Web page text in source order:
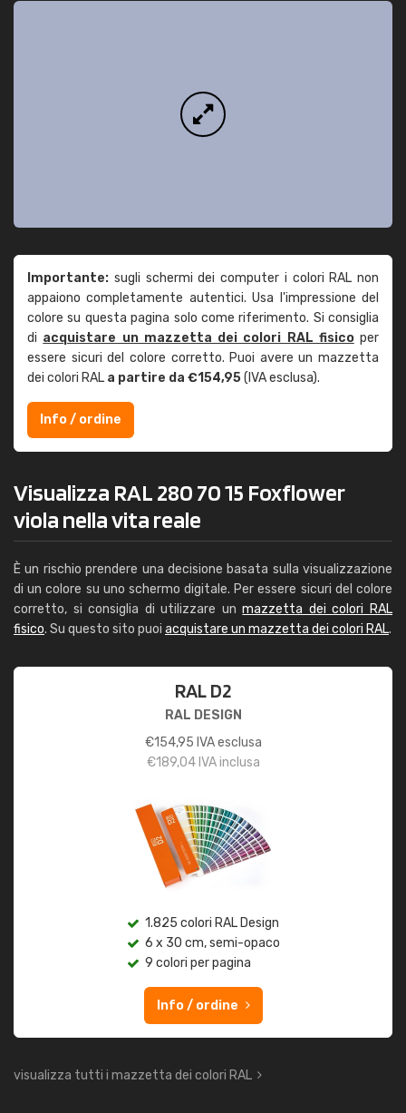
Importante: sugli schermi dei computer i colori RAL non
appaiono completamente autentici. Usa l'impressione del
colore su questa pagina solo come riferimento. Si consiglia
di acquistare un mazzetta dei colori RAL fisicoper
essere sicuri del colore corretto. Puoi avere un mazzetta
dei colori RAL a partire da €154,95(IVA esclusa).
Info / ordine
Visualizza RAL 280 70 15 Foxflower
viola nella vita reale
È un rischio prendere una decisione basata sulla visualizzazione
di un colore su uno schermo digitale. Per essere sicuri del colore
corretto, si consiglia di utilizzare unmazzetta dei colori RAL
fisico. Su questo sito puoi acquistare un mazzetta dei colori RAL.
RAL D2
RAL DESIGN
€154,95 IVA esclusa
€189,04IVA inclusa
1.825 colori RAL Design
6 x 30 cm, semi-opaco
9 colori per pagina
Info / ordine
visualizza tutti i mazzetta dei colori RAL